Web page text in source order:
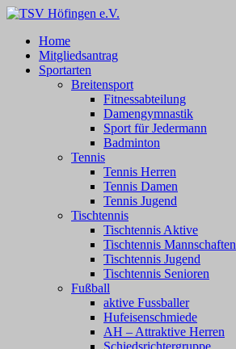
Zum
springen
TSV Höfingen e.V.
TSV Höfingen e.V.
Home
Mitgliedsantrag
Sportarten
Breitensport
Fitnessabteilung
Damengymnastik
Sport für Jedermann
Badminton
Tennis
Tennis Herren
Tennis Damen
Tennis Jugend
Tischtennis
Tischtennis Aktive
Tischtennis Mannschaften
Tischtennis Jugend
Tischtennis Senioren
Fußball
aktive Fussballer
Hufeisenschmiede
AH – Attraktive Herren
Schiedsrichtergruppe